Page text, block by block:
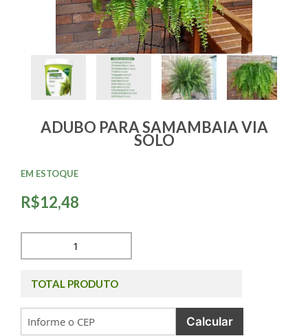
ADUBO PARA SAMAMBAIA VIA
SOLO
R$12,48
EM ESTOQUE
TOTAL PRODUTO
Calcular